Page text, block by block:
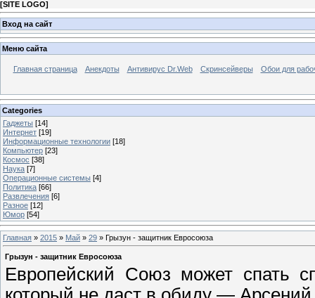
[SITE LOGO]
Вход на сайт
Меню сайта
Главная страница Анекдоты Антивирус Dr.Web Скринсейверы Обои для
Categories
Гаджеты [14]
Интернет [19]
Информационные технологии [18]
Компьютер [23]
Космос [38]
Наука [7]
Операционные системы [4]
Политика [66]
Развлечения [6]
Разное [12]
Юмор [54]
Главная » 2015 » Май » 29 » Грызун - защитник Евросоюза
Грызун - защитник Евросоюза
Европейский Союз может спать